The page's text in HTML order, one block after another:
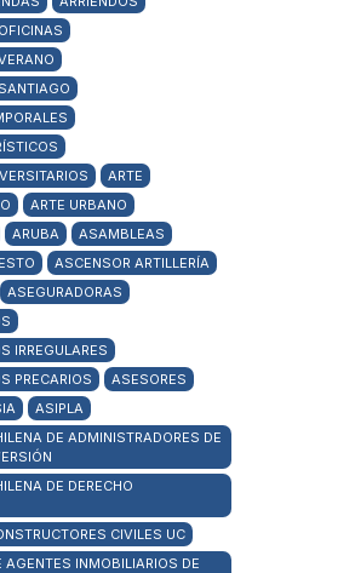
ARTE
ARTE URBANO
ARUBA
ASAMBLEAS
ASCENSOR ARTILLERÍA
ASEGURADORAS
IRREGULARES
PRECARIOS
ASESORES
ASIPLA
DE ADMINISTRADORES DE
DE DERECHO
CIVILES UC
AGENTES INMOBILIARIOS DE